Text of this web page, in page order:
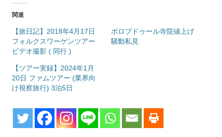
関連
【旅日記】2018年4月17日
フォルクスワーゲンツアー
ビデオ撮影 ( 同行 )
ボロブドゥール寺院値上げ
騒動私見
【ツアー実録】2024年1月
20日 ファムツアー (業界向
け視察旅行) 3泊5日